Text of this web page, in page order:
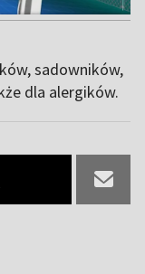
sadowników,
dla alergików.